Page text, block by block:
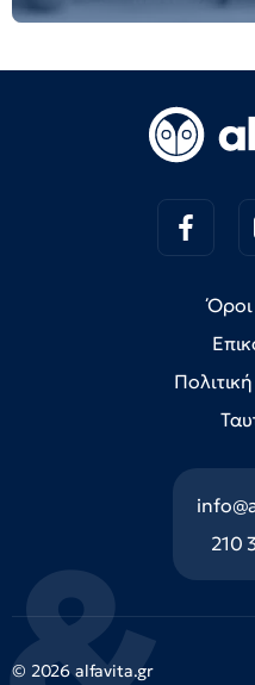
210
© 2026 alfavita.gr